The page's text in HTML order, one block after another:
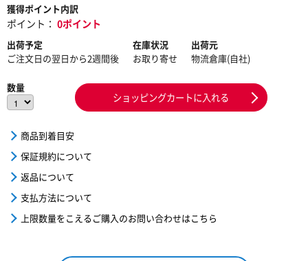
獲得ポイント内訳
ポイント： 0ポイント
出荷予定
ご注文日の翌日から2週間後
在庫状況
お取り寄せ
出荷元
物流倉庫(自社)
数量
ショッピングカートに入れる
商品到着目安
保証規約について
返品について
支払方法について
上限数量をこえるご購入のお問い合わせはこちら